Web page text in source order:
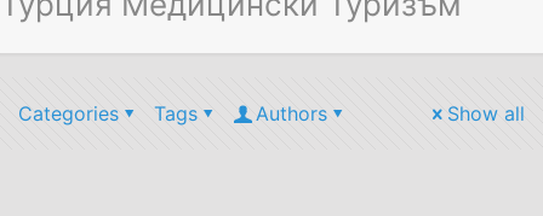
Categories Tags Authors Show all